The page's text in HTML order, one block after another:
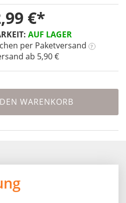
AUF LAGER
per Paketversand ?
ab 5,90 €
€
WARENKORB